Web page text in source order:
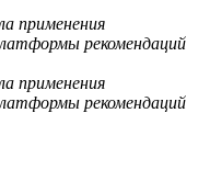
применения
рекомендаций
применения
рекомендаций